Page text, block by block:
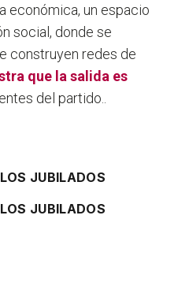
económica, un espacio
social, donde se
construyen redes de
que la salida es
del partido..
JUBILADOS
JUBILADOS